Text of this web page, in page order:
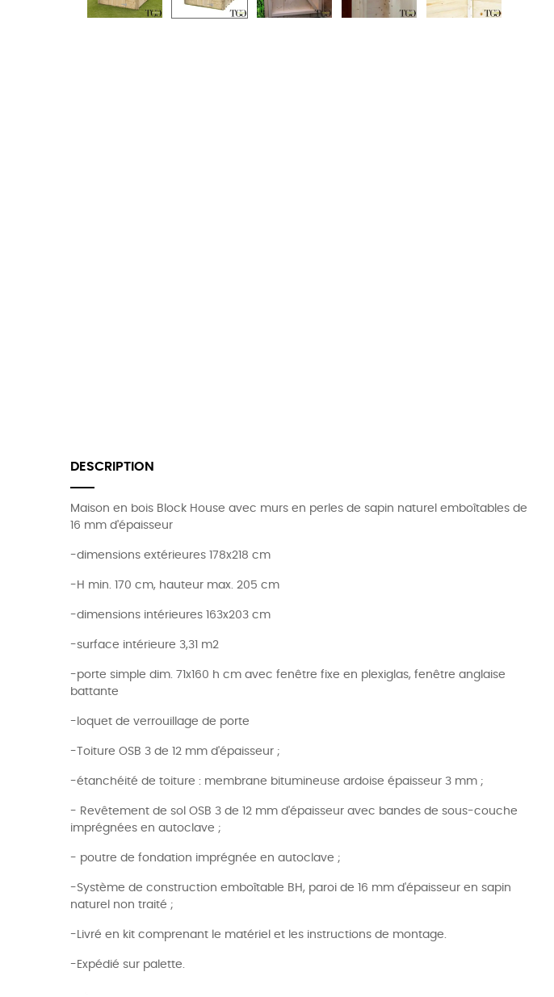
DESCRIPTION
Maison en bois Block House avec murs en perles de sapin naturel emboîtables de
16 mm d'épaisseur
-dimensions extérieures 178x218 cm
-H min. 170 cm, hauteur max. 205 cm
-dimensions intérieures 163x203 cm
-surface intérieure 3,31 m2
-porte simple dim. 71x160 h cm avec fenêtre fixe en plexiglas, fenêtre anglaise
battante
-loquet de verrouillage de porte
-Toiture OSB 3 de 12 mm d'épaisseur ;
-étanchéité de toiture : membrane bitumineuse ardoise épaisseur 3 mm ;
- Revêtement de sol OSB 3 de 12 mm d'épaisseur avec bandes de sous-couche
imprégnées en autoclave ;
- poutre de fondation imprégnée en autoclave ;
-Système de construction emboîtable BH, paroi de 16 mm d'épaisseur en sapin
naturel non traité ;
-Livré en kit comprenant le matériel et les instructions de montage.
-Expédié sur palette.